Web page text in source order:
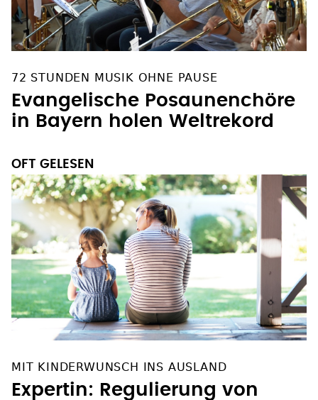
72 STUNDEN MUSIK OHNE PAUSE
Evangelische Posaunenchöre
in Bayern holen Weltrekord
OFT GELESEN
MIT KINDERWUNSCH INS AUSLAND
Expertin: Regulierung von